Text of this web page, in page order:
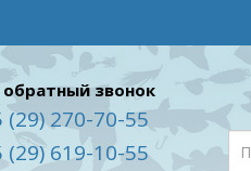
обратный звонок
(29) 270-70-55
(29) 619-10-55